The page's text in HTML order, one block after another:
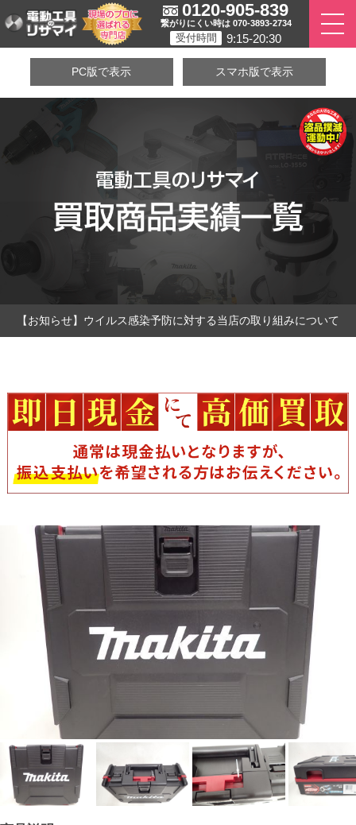
0120-905-839
繋がりにくい時は 070-3893-2734
受付時間 9:15-20:30
PC版で表示 スマホ版で表示
【お知らせ】ウイルス感染予防に対する当店の取り組みについて